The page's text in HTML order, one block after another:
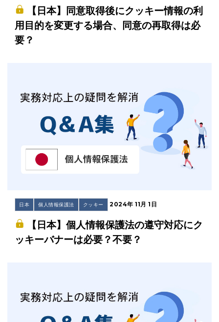
【日本】同意取得後にクッキー情報の利
用目的を変更する場合、同意の再取得は必
要？
日本 個人情報保護法 クッキー 2024年 11月 1日
【日本】個人情報保護法の遵守対応にク
ッキーバナーは必要？不要？